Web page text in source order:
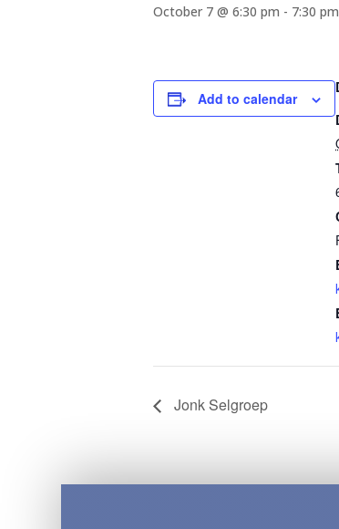
October 7 @ 6:30 pm - 7:30 pm
Add to calendar
Jonk Selgroep